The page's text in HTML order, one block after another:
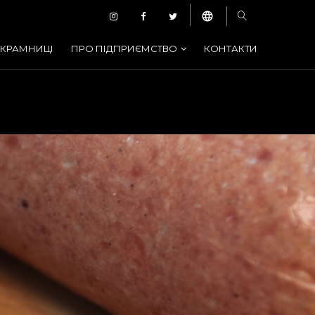
КРАМНИЦІ ПРО ПІДПРИЄМСТВО КОНТАКТИ